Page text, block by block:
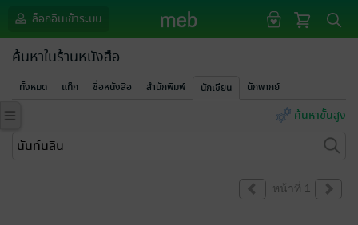
ล็อกอินเข้าระบบ
ค้นหาในร้านหนังสือ
ทั้งหมด แท็ก ชื่อหนังสือ สำนักพิมพ์ นักเขียน นักพากย์
ค้นหาขั้นสูง
หน้าที่ 1